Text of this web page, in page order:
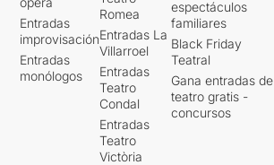
Entradas
improvisación
Entradas
monólogos
Romea
Entradas La
Villarroel
Entradas
Teatro
Condal
Entradas
Teatro
Victòria
espectáculos
familiares
Black Friday
Teatral
Gana entradas de
teatro gratis -
concursos